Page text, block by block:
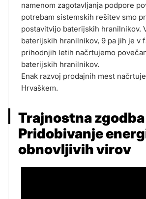
namenom zagotavljanja podpore
potrebam sistemskih rešitev smo
postavitvijo baterijskih hranilnikov.
baterijskih hranilnikov, 9 pa jih je v
prihodnjih letih načrtujemo
baterijskih hranilnikov.
Enak razvoj prodajnih mest
Hrvaškem.
Trajnostna zgodba
Pridobivanje
obnovljivih virov